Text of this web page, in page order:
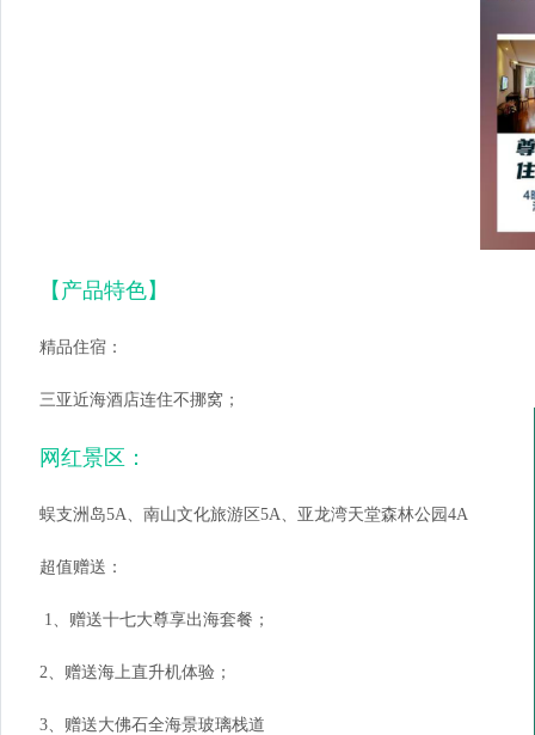
【产品特色】
精品住宿：
三亚近海酒店连住不挪窝；
网红景区：
蜈支洲岛5A、南山文化旅游区5A、亚龙湾天堂森林公园4A
超值赠送：
1、赠送十七大尊享出海套餐；
2、赠送海上直升机体验；
3、赠送大佛石全海景玻璃栈道